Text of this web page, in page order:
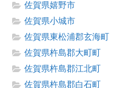
佐賀県嬉野市
佐賀県小城市
佐賀県東松浦郡玄海町
佐賀県杵島郡大町町
佐賀県杵島郡江北町
佐賀県杵島郡白石町